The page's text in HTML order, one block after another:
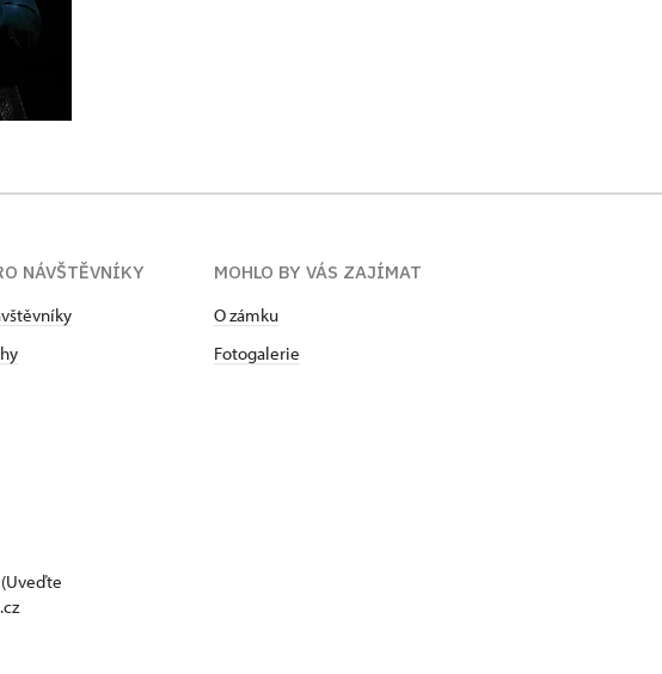
NÁVŠTĚVNÍKY
MOHLO BY VÁS ZAJÍMAT
O zámku
Fotogalerie
(Uveďte